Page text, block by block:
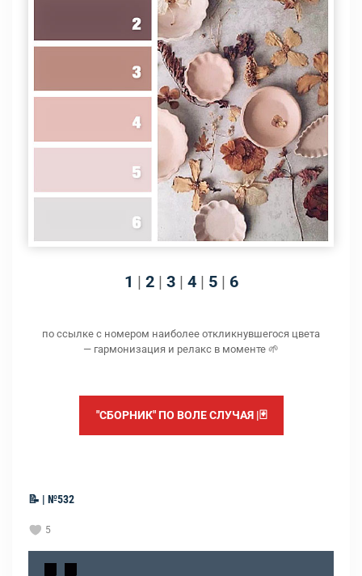
1 | 2 | 3 | 4 | 5 | 6
по ссылке с номером наиболее откликнувшегося цвета
— гармонизация и релакс в моменте 🌱
"СБОРНИК" ПО ВОЛЕ СЛУЧАЯ |🃏
📝 | №532
5